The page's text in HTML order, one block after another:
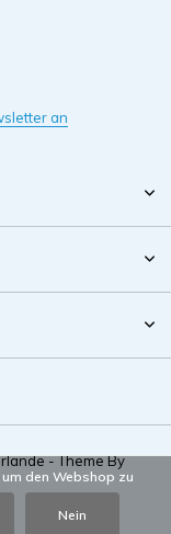
an
- Theme By
den Webshop zu
Nein